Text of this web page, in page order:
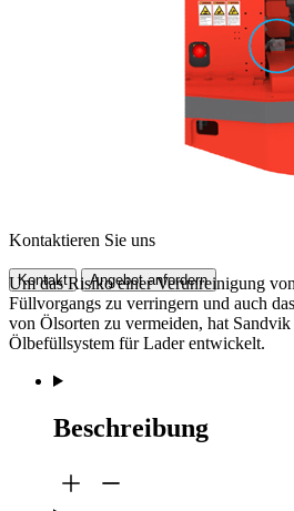
Kontaktieren Sie uns
Kontakt Angebot anfordern
Um das Risiko einer Verunreinigung
Füllvorgangs zu verringern und auch
von Ölsorten zu vermeiden, hat Sandvik
Ölbefüllsystem für Lader entwickelt.
Beschreibung